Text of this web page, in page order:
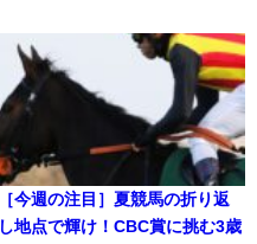
［今週の注目］夏競馬の折り返
し地点で輝け！CBC賞に挑む3歳